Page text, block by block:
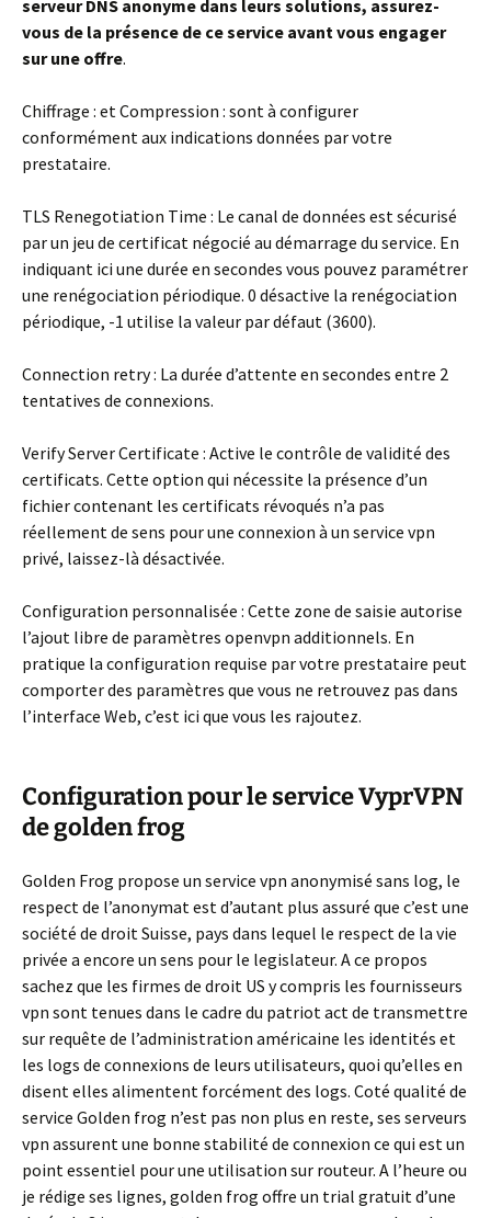
serveur DNS anonyme dans leurs solutions, assurez-
vous de la présence de ce service avant vous engager
sur une offre.
Chiffrage : et Compression : sont à configurer
conformément aux indications données par votre
prestataire.
TLS Renegotiation Time : Le canal de données est sécurisé
par un jeu de certificat négocié au démarrage du service. En
indiquant ici une durée en secondes vous pouvez paramétrer
une renégociation périodique. 0 désactive la renégociation
périodique, -1 utilise la valeur par défaut (3600).
Connection retry : La durée d’attente en secondes entre 2
tentatives de connexions.
Verify Server Certificate : Active le contrôle de validité des
certificats. Cette option qui nécessite la présence d’un
fichier contenant les certificats révoqués n’a pas
réellement de sens pour une connexion à un service vpn
privé, laissez-là désactivée.
Configuration personnalisée : Cette zone de saisie autorise
l’ajout libre de paramètres openvpn additionnels. En
pratique la configuration requise par votre prestataire peut
comporter des paramètres que vous ne retrouvez pas dans
l’interface Web, c’est ici que vous les rajoutez.
Configuration pour le service VyprVPN
de golden frog
Golden Frog propose un service vpn anonymisé sans log, le
respect de l’anonymat est d’autant plus assuré que c’est une
société de droit Suisse, pays dans lequel le respect de la vie
privée a encore un sens pour le legislateur. A ce propos
sachez que les firmes de droit US y compris les fournisseurs
vpn sont tenues dans le cadre du patriot act de transmettre
sur requête de l’administration américaine les identités et
les logs de connexions de leurs utilisateurs, quoi qu’elles en
disent elles alimentent forcément des logs. Coté qualité de
service Golden frog n’est pas non plus en reste, ses serveurs
vpn assurent une bonne stabilité de connexion ce qui est un
point essentiel pour une utilisation sur routeur. A l’heure ou
je rédige ses lignes, golden frog offre un trial gratuit d’une